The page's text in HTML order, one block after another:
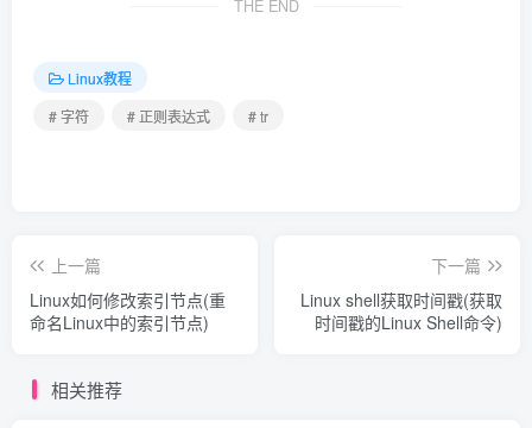
THE END
Linux教程
# 字符
# 正则表达式 # tr
上一篇
Linux如何修改索引节点(重
命名Linux中的索引节点)
下一篇
Linux shell获取时间戳(获取
时间戳的Linux Shell命令)
相关推荐